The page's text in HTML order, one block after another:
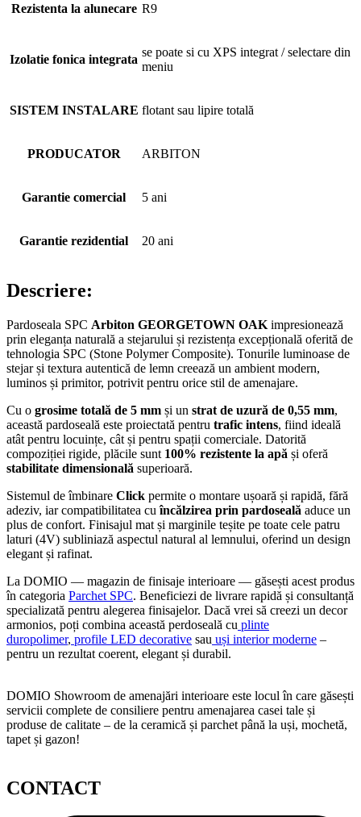
Rezistenta la alunecare R9
Izolatie fonica integrata
se poate si cu XPS integrat / selectare din
meniu
SISTEM INSTALARE flotant sau lipire totală
PRODUCATOR ARBITON
Garantie comercial 5 ani
Garantie rezidential 20 ani
Descriere:
Pardoseala SPC Arbiton GEORGETOWN OAK impresionează
prin eleganța naturală a stejarului și rezistența excepțională oferită de
tehnologia SPC (Stone Polymer Composite). Tonurile luminoase de
stejar și textura autentică de lemn creează un ambient modern,
luminos și primitor, potrivit pentru orice stil de amenajare.
Cu o grosime totală de 5 mm și un strat de uzură de 0,55 mm,
această pardoseală este proiectată pentru trafic intens, fiind ideală
atât pentru locuințe, cât și pentru spații comerciale. Datorită
compoziției rigide, plăcile sunt 100% rezistente la apă și oferă
stabilitate dimensională superioară.
Sistemul de îmbinare Click permite o montare ușoară și rapidă, fără
adeziv, iar compatibilitatea cuîncălzirea prin pardoseală aduce un
plus de confort. Finisajul mat și marginile teșite pe toate cele patru
laturi (4V) subliniază aspectul natural al lemnului, oferind un design
elegant și rafinat.
La DOMIO — magazin de finisaje interioare — găsești acest produs
în categoria Parchet SPC. Beneficiezi de livrare rapidă și consultanță
specializată pentru alegerea finisajelor. Dacă vrei să creezi un decor
armonios, poți combina această perdoseală cu plinte
duropolimer, profile LED decorative sau uși interior moderne –
pentru un rezultat coerent, elegant și durabil.
DOMIO Showroom de amenajări interioare este locul în care găsești
servicii complete de consiliere pentru amenajarea casei tale și
produse de calitate – de la ceramică și parchet până la uși, mochetă,
tapet și gazon!
CONTACT